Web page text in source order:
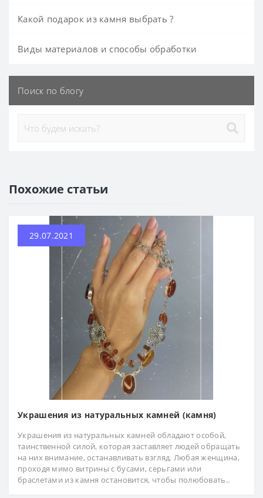
Какой подарок из камня выбрать ?
Виды материалов и способы обработки
Поиск по блогу
Похожие статьи
29.07.2021
Украшения из натуральных камней (камня)
Украшения из натуральных камней обладают особой,
таинственной силой, которая заставляет людей обращать
на них внимание, останавливать взгляд. Любая женщина,
проходя мимо витрины с бусами, серьгами или
браслетами из камня остановится, чтобы полюбовать..